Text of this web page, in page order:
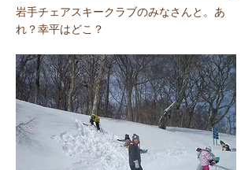
​岩手チェアスキークラブのみなさんと。あ
れ？幸平はどこ？